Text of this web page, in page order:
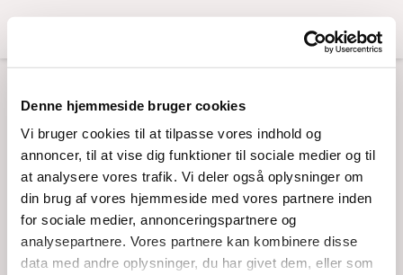
Denne hjemmeside bruger cookies
Vi bruger cookies til at tilpasse vores indhold og
annoncer, til at vise dig funktioner til sociale medier og til
at analysere vores trafik. Vi deler også oplysninger om
din brug af vores hjemmeside med vores partnere inden
for sociale medier, annonceringspartnere og
analysepartnere. Vores partnere kan kombinere disse
data med andre oplysninger, du har givet dem, eller som
Menu
BUKSEDRAGT
Læs mere